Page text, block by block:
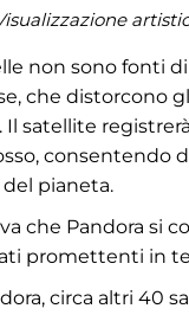
non sono fonti
che distorcono
Il satellite
consentendo
pianeta.
che Pandora si
promettenti in
circa altri 40